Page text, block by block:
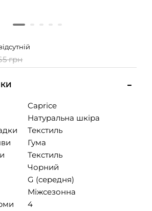
грн
Caprice
Натуральна шкіра
Текстиль
Гума
Текстиль
Чорний
G (середня)
Міжсезонна
4